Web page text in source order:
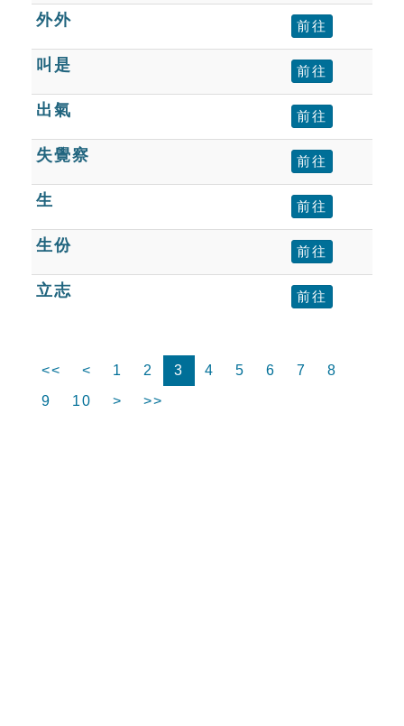
貓頭鷹博士
外外 前往
叫是 前往
出氣 前往
失覺察 前往
生 前往
生份 前往
立志 前往
<< < 1 2 3 4 5 6 7
8
9
10 > >>